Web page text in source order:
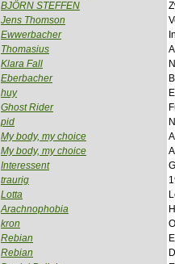
BJÖRN STEFFEN
Jens Thomson
Ewwerbacher
Thomasius
Klara Fall
Eberbacher
huy
Ghost Rider
pid
My body, my choice
My body, my choice
Interessent
traurig
Lotta
Arachnophobia
kron
Rebian
Rebian